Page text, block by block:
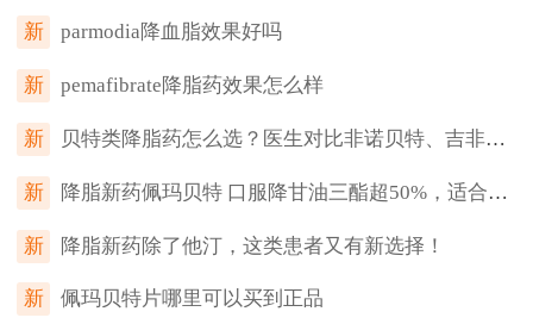
新 parmodia降血脂效果好吗
新 pemafibrate降脂药效果怎么样
新 贝特类降脂药怎么选？医生对比非诺贝特、吉非贝齐和佩玛贝特
新 降脂新药佩玛贝特 口服降甘油三酯超50%，适合与他汀联用
新 降脂新药除了他汀，这类患者又有新选择！
新 佩玛贝特片哪里可以买到正品